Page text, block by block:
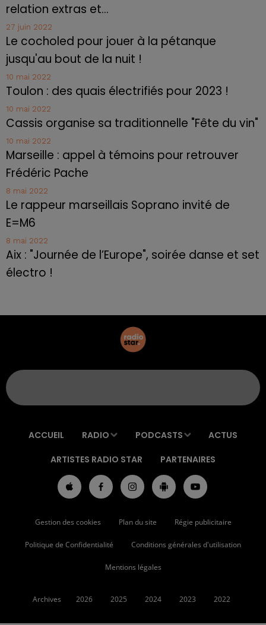
relation extras et...
27 juin 2022
Le cocholed pour jouer à la pétanque
jusqu'au bout de la nuit !
10 mai 2022
Toulon : des quais électrifiés pour 2023 !
10 mai 2022
Cassis organise sa traditionnelle "Fête du vin"
10 mai 2022
Marseille : appel à témoins pour retrouver
Frédéric Pache
8 mai 2022
Le rappeur marseillais Soprano invité de
E=M6
8 mai 2022
Aix : "Journée de l’Europe", soirée danse et set
électro !
ACCUEIL RADIO PODCASTS ACTUS
ARTISTES RADIO STAR PARTENAIRES
Gestion des cookies Plan du site Régie publicitaire
Politique de Confidentialité Conditions générales d'utilisation
Mentions légales
Archives 2026 2025 2024 2023 2022